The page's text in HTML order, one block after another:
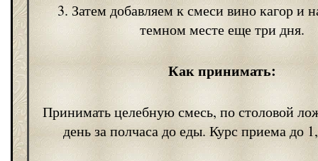
3. Затем добавляем к смеси вино кагор и
темном месте еще три дня.
Как принимать:
Принимать целебную смесь, по столовой
день за полчаса до еды. Курс приема до